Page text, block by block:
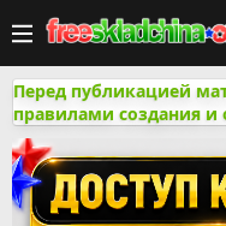
Перед публикацией
правилами создания